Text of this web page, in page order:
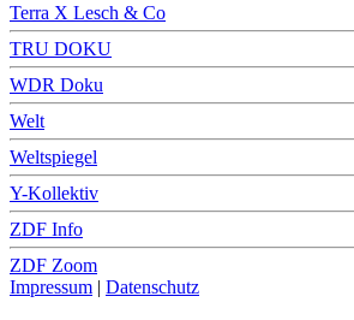
Terra X Lesch & Co
TRU DOKU
WDR Doku
Welt
Weltspiegel
Y-Kollektiv
ZDF Info
ZDF Zoom
Impressum | Datenschutz